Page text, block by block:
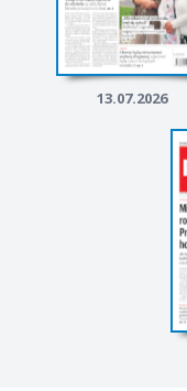
13.07.2026